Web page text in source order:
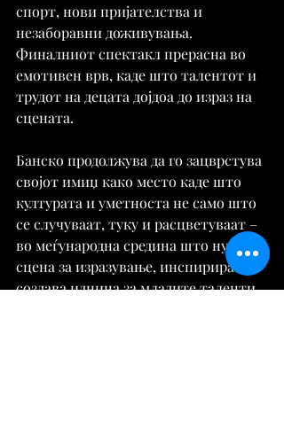
спорт, нови пријателства и
незаборавни доживувања.
Финалниот спектакл прерасна во
емотивен врв, каде што талентот и
трудот на децата дојдоа до израз на
сцената.
Банско продолжува да го зацврстува
својот имиџ како место каде што
културата и уметноста не само што
се случуваат, туку и расцветуваат –
во меѓународна средина што нуди
сцена за изразување, инспирира и
создава иднина за младите таленти.